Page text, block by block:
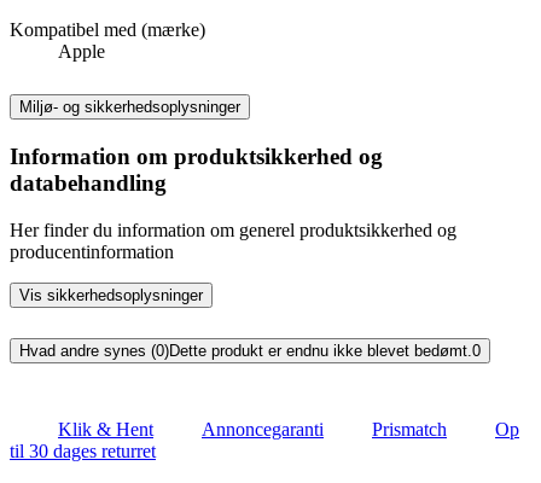
Kompatibel med (mærke)
Apple
Miljø- og sikkerhedsoplysninger
Information om produktsikkerhed og
databehandling
Her finder du information om generel produktsikkerhed og
producentinformation
Vis sikkerhedsoplysninger
Hvad andre synes (0)Dette produkt er endnu ikke blevet bedømt.0
Klik & Hent Annoncegaranti Prismatch
Op
til 30 dages returret